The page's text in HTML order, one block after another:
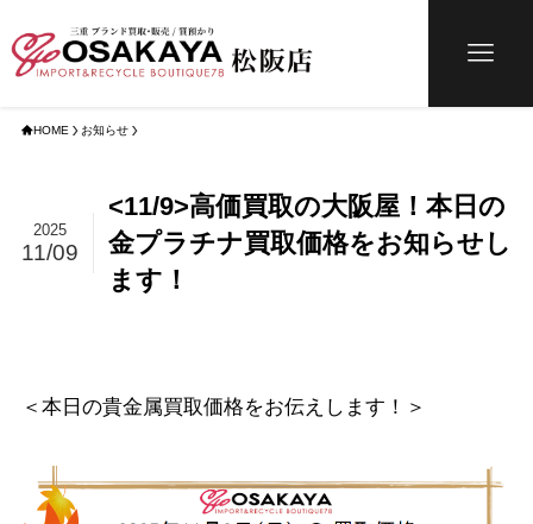
HOME お知らせ
<11/9>高価買取の大阪屋！本日の
金プラチナ買取価格をお知らせし
ます！
2025
11/09
＜本日の貴金属買取価格をお伝えします！＞